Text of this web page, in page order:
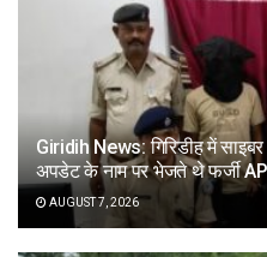
Giridih News: गिरिडीह में
अपडेट के नाम पर भेजते थे फर्जी
AUGUST 7, 2026